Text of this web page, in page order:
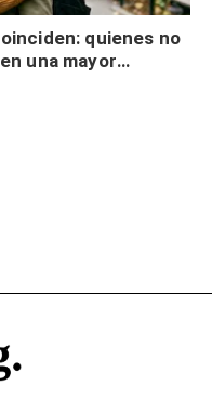
quienes no
una mayor
y no es por